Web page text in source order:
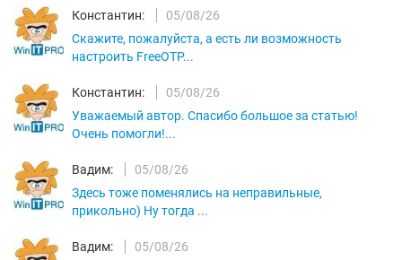
Константин:
05/08/26
Скажите, пожалуйста, а есть ли возможность
настроить FreeOTP...
Константин:
05/08/26
Уважаемый автор. Спасибо большое за статью!
Очень помогли!...
Вадим:
05/08/26
Здесь тоже поменялись на неправильные,
прикольно) Ну тогда ...
Вадим:
05/08/26